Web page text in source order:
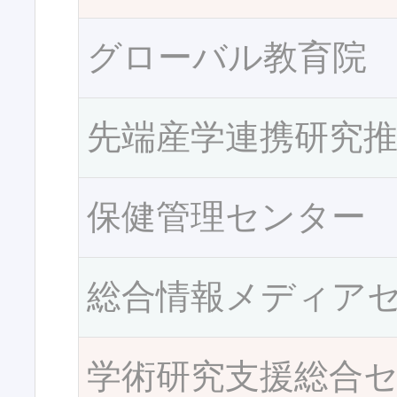
グローバル教育院
先端産学連携研究
保健管理センター
総合情報メディア
学術研究支援総合